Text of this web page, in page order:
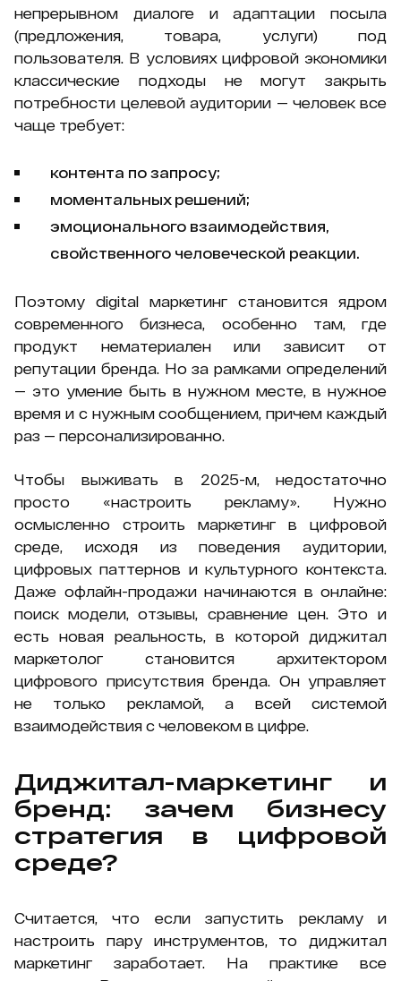
непрерывном диалоге и адаптации посыла
(предложения, товара, услуги) под
пользователя. В условиях цифровой экономики
классические подходы не могут закрыть
потребности целевой аудитории — человек все
чаще требует:
контента по запросу;
моментальных решений;
эмоционального взаимодействия,
свойственного человеческой реакции.
Поэтому digital маркетинг становится ядром
современного бизнеса, особенно там, где
продукт нематериален или зависит от
репутации бренда. Но за рамками определений
— это умение быть в нужном месте, в нужное
время и с нужным сообщением, причем каждый
раз — персонализированно.
Чтобы выживать в 2025-м, недостаточно
просто «настроить рекламу». Нужно
осмысленно строить маркетинг в цифровой
среде, исходя из поведения аудитории,
цифровых паттернов и культурного контекста.
Даже офлайн-продажи начинаются в онлайне:
поиск модели, отзывы, сравнение цен. Это и
есть новая реальность, в которой диджитал
маркетолог становится архитектором
цифрового присутствия бренда. Он управляет
не только рекламой, а всей системой
взаимодействия с человеком в цифре.
Диджитал-маркетинг и
бренд: зачем бизнесу
стратегия в цифровой
среде?
Считается, что если запустить рекламу и
настроить пару инструментов, то диджитал
маркетинг заработает. На практике все